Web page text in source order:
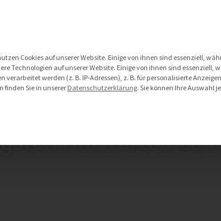
Antworten zu
Cookies auf unserer Website. Einige von ihnen sind essenziell,
Technologien auf unserer Website. Einige von ihnen sind
verarbeitet werden (z. B. IP-Adressen), z. B. für personalisierte
finden Sie in unserer Datenschutzerklärung. Sie können Ihre Auswahl